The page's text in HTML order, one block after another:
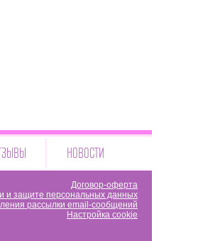
НОВОСТИ
Договор-оферта
и защите персональных данных
рассылки email-сообщений
Настройка cookie